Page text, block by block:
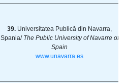
39. Universitatea Publică din Navarra,
Spania/ The Public University of Navarre of
Spain
www.unavarra.es